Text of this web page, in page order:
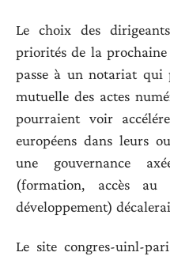
Le choix des
priorités de la
passe à un notariat qui
mutuelle des actes
pourraient voir
européens dans leurs
une gouvernance
(formation, accès
développement)
Le site congres-uinl-